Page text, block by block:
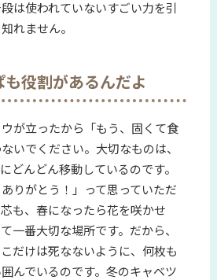
は使われていないすごい力を引
れません。
役割があるんだよ
が立ったから「もう、固くて食
いでください。大切なものは、
どんどん移動しているのです。
りがとう！」って思っていただ
も、春になったら花を咲かせ
一番大切な場所です。だから、
だけは死なないように、何枚も
んでいるのです。冬のキャベツ